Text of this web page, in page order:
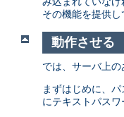
その機能を提供し
動作させる
では、サーバ上
まずはじめに、
にテキストパスワ